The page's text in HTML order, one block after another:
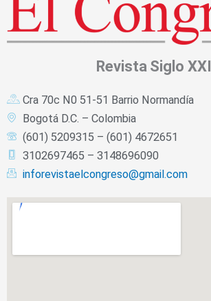
Revista Siglo XXI
Cra 70c N0 51-51 Barrio Normandía
Bogotá D.C. – Colombia
(601) 5209315 – (601) 4672651
3102697465 – 3148696090
inforevistaelcongreso@gmail.com